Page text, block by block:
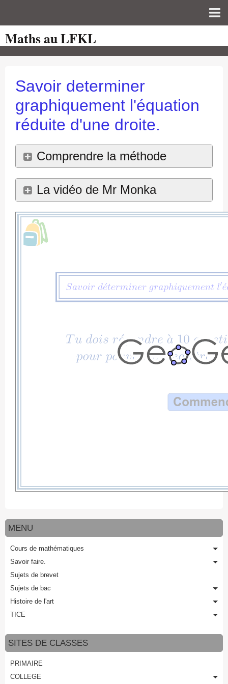
Page d'accueil
Pour les Profs
auto-évaluations
TICE
Programmes officiels
Maths au LFKL
Savoir determiner
graphiquement l'équation
réduite d'une droite.
Comprendre la méthode
La vidéo de Mr Monka
MENU
Cours de mathématiques
Savoir faire.
Sujets de brevet
Sujets de bac
Histoire de l'art
TICE
SITES DE CLASSES
PRIMAIRE
COLLEGE